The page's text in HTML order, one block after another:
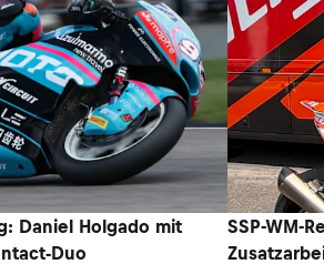
Daniel Holgado mit
Duo
SSP-WM-